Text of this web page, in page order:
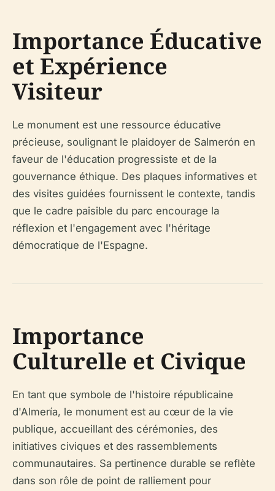
Importance Éducative
et Expérience
Visiteur
Le monument est une ressource éducative
précieuse, soulignant le plaidoyer de Salmerón en
faveur de l'éducation progressiste et de la
gouvernance éthique. Des plaques informatives et
des visites guidées fournissent le contexte, tandis
que le cadre paisible du parc encourage la
réflexion et l'engagement avec l'héritage
démocratique de l'Espagne.
Importance
Culturelle et Civique
En tant que symbole de l'histoire républicaine
d'Almería, le monument est au cœur de la vie
publique, accueillant des cérémonies, des
initiatives civiques et des rassemblements
communautaires. Sa pertinence durable se reflète
dans son rôle de point de ralliement pour